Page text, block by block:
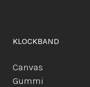
KLOCKBAND
Canvas
Gummi